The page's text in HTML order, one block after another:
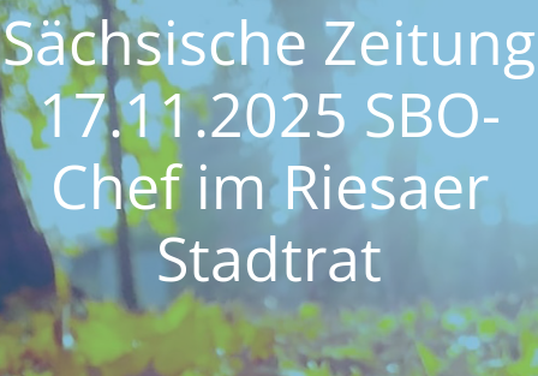
Sächsische Zeitung
17.11.2025 SBO-
Chef im Riesaer
Stadtrat